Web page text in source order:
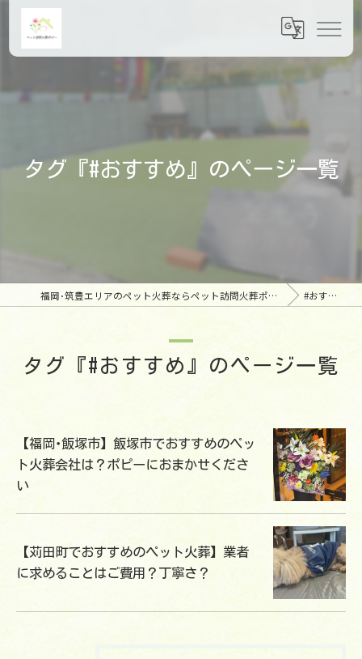
タグ『#おすすめ』のページ一覧
福岡･筑豊エリアのペット火葬ならペット訪問火葬ポピー #おすすめ
タグ『#おすすめ』のページ一覧
【福岡･飯塚市】飯塚市でおすすめのペッ
ト火葬会社は？ポピーにおまかせくださ
い
【苅田町でおすすめのペット火葬】業者
に求めることはご費用？丁寧さ？